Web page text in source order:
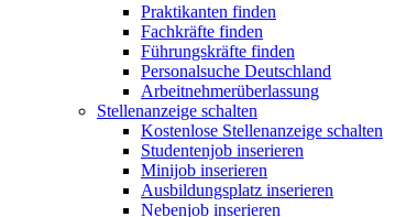
Praktikanten finden
Fachkräfte finden
Führungskräfte finden
Personalsuche Deutschland
Arbeitnehmerüberlassung
Stellenanzeige schalten
Kostenlose Stellenanzeige schalten
Studentenjob inserieren
Minijob inserieren
Ausbildungsplatz inserieren
Nebenjob inserieren